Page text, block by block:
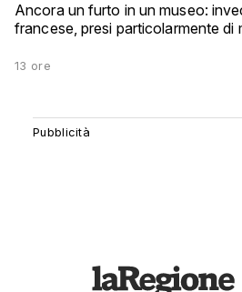
Ancora un furto in un museo:
francese, presi particolarmente di
13 ore